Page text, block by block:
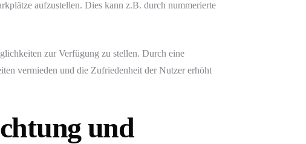
aufzustellen. Dies kann z.B. durch nummerierte
zur Verfügung zu stellen. Durch eine
vermieden und die Zufriedenheit der Nutzer erhöht
und